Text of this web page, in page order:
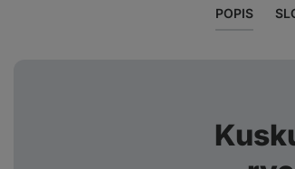
POPIS